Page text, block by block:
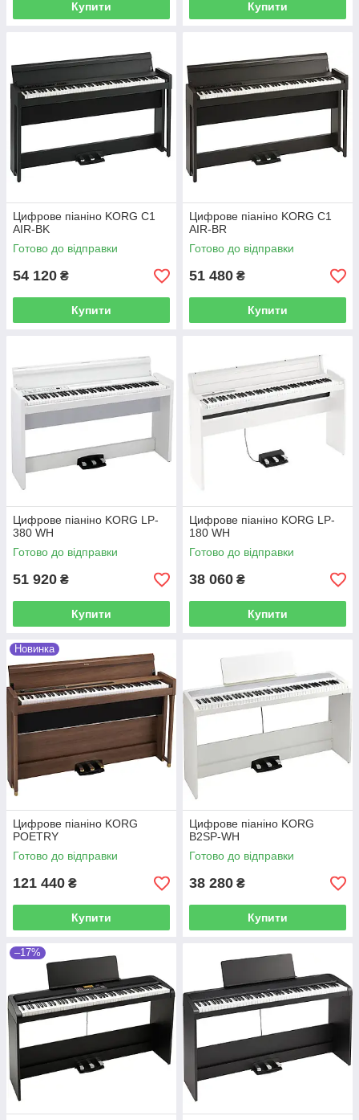
Купити Купити
Цифрове піаніно KORG C1
AIR-BK
Готово до відправки
54 120 ₴
Купити
Цифрове піаніно KORG C1
AIR-BR
Готово до відправки
51 480 ₴
Купити
Цифрове піаніно KORG LP-
380 WH
Готово до відправки
51 920 ₴
Купити
Цифрове піаніно KORG LP-
180 WH
Готово до відправки
38 060 ₴
Купити
Новинка
Цифрове піаніно KORG
POETRY
Готово до відправки
121 440 ₴
Купити
Цифрове піаніно KORG
B2SP-WH
Готово до відправки
38 280 ₴
Купити
–17%